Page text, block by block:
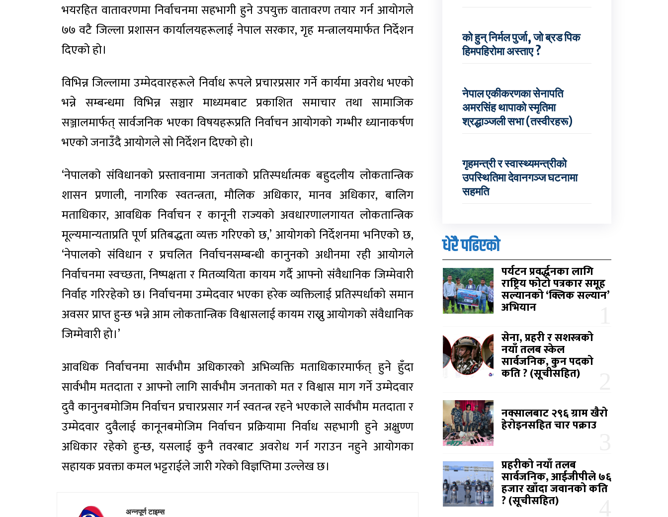
भयरहित वातावरणमा निर्वाचनमा सहभागी हुने उपयुक्त वातावरण तयार गर्न आयोगले
७७ वटै जिल्ला प्रशासन कार्यालयहरूलाई नेपाल सरकार, गृह मन्त्रालयमार्फत निर्देशन
दिएको हो।
विभिन्न जिल्लामा उम्मेदवारहरूले निर्वाध रूपले प्रचारप्रसार गर्ने कार्यमा अवरोध भएको
भन्ने सम्बन्धमा विभिन्न सञ्चार माध्यमबाट प्रकाशित समाचार तथा सामाजिक
सञ्जालमार्फत् सार्वजनिक भएका विषयहरूप्रति निर्वाचन आयोगको गम्भीर ध्यानाकर्षण
भएको जनाउँदै आयोगले सो निर्देशन दिएको हो।
‘नेपालको संविधानको प्रस्तावनामा जनताको प्रतिस्पर्धात्मक बहुदलीय लोकतान्त्रिक
शासन प्रणाली, नागरिक स्वतन्त्रता, मौलिक अधिकार, मानव अधिकार, बालिग
मताधिकार, आवधिक निर्वाचन र कानूनी राज्यको अवधारणालगायत लोकतान्त्रिक
मूल्यमान्यताप्रति पूर्ण प्रतिबद्धता व्यक्त गरिएको छ,’ आयोगको निर्देशनमा भनिएको छ,
‘नेपालको संविधान र प्रचलित निर्वाचनसम्बन्धी कानुनको अधीनमा रही आयोगले
निर्वाचनमा स्वच्छता, निष्पक्षता र मितव्ययिता कायम गर्दै आफ्नो संवैधानिक जिम्मेवारी
निर्वाह गरिरहेको छ। निर्वाचनमा उम्मेदवार भएका हरेक व्यक्तिलाई प्रतिस्पर्धाको समान
अवसर प्राप्त हुन्छ भन्ने आम लोकतान्त्रिक विश्वासलाई कायम राख्नु आयोगको संवैधानिक
जिम्मेवारी हो।’
आवधिक निर्वाचनमा सार्वभौम अधिकारको अभिव्यक्ति मताधिकारमार्फत् हुने हुँदा
सार्वभौम मतदाता र आफ्नो लागि सार्वभौम जनताको मत र विश्वास माग गर्ने उम्मेदवार
दुवै कानुनबमोजिम निर्वाचन प्रचारप्रसार गर्न स्वतन्त्र रहने भएकाले सार्वभौम मतदाता र
उम्मेदवार दुवैलाई कानूनबमोजिम निर्वाचन प्रक्रियामा निर्वाध सहभागी हुने अक्षुण्ण
अधिकार रहेको हुन्छ, यसलाई कुनै तवरबाट अवरोध गर्न गराउन नहुने आयोगका
सहायक प्रवक्ता कमल भट्टराईले जारी गरेको विज्ञप्तिमा उल्लेख छ।
अन्नपूर्ण टाइम्स
को हुन् निर्मल पुर्जा, जो ब्रड पिक
हिमपहिरोमा अस्ताए ?
नेपाल एकीकरणका सेनापति
अमरसिंह थापाको स्मृतिमा
श्रद्धाञ्जली सभा (तस्वीरहरू)
गृहमन्त्री र स्वास्थ्यमन्त्रीको
उपस्थितिमा देवानगञ्ज घटनामा
सहमति
धेरै पढिएको
पर्यटन प्रवर्द्धनका लागि
राष्ट्रिय फोटो पत्रकार समूह
सल्यानको ‘क्लिक सल्यान’
अभियान
सेना, प्रहरी र सशस्त्रको
नयाँ तलब स्केल
सार्वजनिक, कुन पदको
कति ? (सूचीसहित)
नक्सालबाट २९६ ग्राम खैरो
हेरोइनसहित चार पक्राउ
प्रहरीको नयाँ तलब
सार्वजनिक, आईजीपीले ७६
हजार खाँदा जवानको कति
? (सूचीसहित)